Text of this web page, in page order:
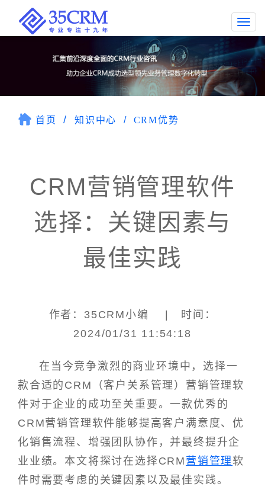
首页 知识中心 CRM优势
CRM营销管理软件
选择：关键因素与
最佳实践
作者：35CRM小编 | 时间：
2024/01/31 11:54:18
在当今竞争激烈的商业环境中，选择一
款合适的CRM（客户关系管理）营销管理软
件对于企业的成功至关重要。一款优秀的
CRM营销管理软件能够提高客户满意度、优
化销售流程、增强团队协作，并最终提升企
业业绩。本文将探讨在选择CRM 营销管理软
件时需要考虑的关键因素以及最佳实践。